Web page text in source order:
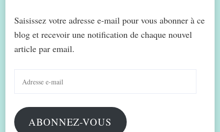
Saisissez votre adresse e-mail pour vous abonner à ce
blog et recevoir une notification de chaque nouvel
article par email.
mail
ABONNEZ-VOUS